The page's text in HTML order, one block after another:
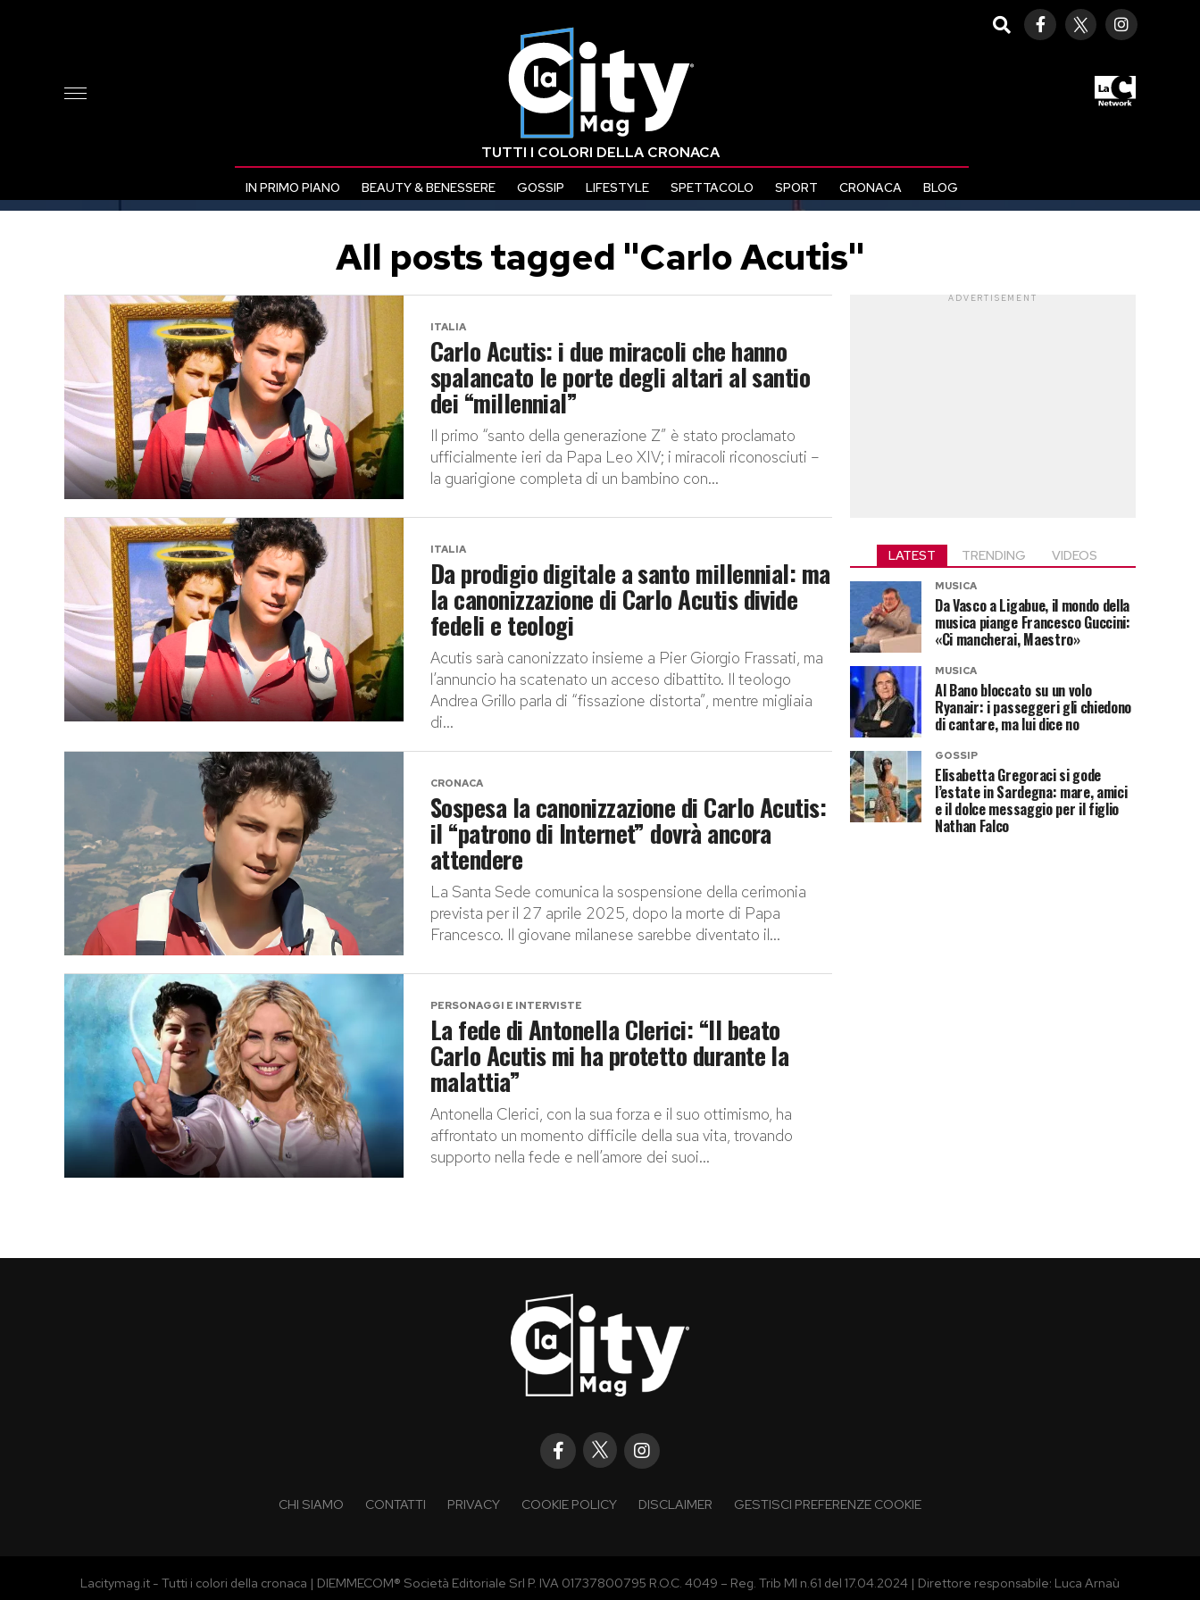
TUTTI I COLORI DELLA CRONACA
IN PRIMO PIANO BEAUTY & BENESSERE GOSSIP LIFESTYLE SPETTACOLO SPORT CRONACA BLOG
All posts tagged "Carlo Acutis"
ITALIA
Carlo Acutis: i due miracoli che hanno
spalancato le porte degli altari al santio
dei “millennial”
Il primo “santo della generazione Z” è stato proclamato
ufficialmente ieri da Papa Leo XIV; i miracoli riconosciuti –
la guarigione completa di un bambino con...
ITALIA
Da prodigio digitale a santo millennial: ma
la canonizzazione di Carlo Acutis divide
fedeli e teologi
Acutis sarà canonizzato insieme a Pier Giorgio Frassati, ma
l’annuncio ha scatenato un acceso dibattito. Il teologo
Andrea Grillo parla di “fissazione distorta”, mentre migliaia
di...
CRONACA
Sospesa la canonizzazione di Carlo Acutis:
il “patrono di Internet” dovrà ancora
attendere
La Santa Sede comunica la sospensione della cerimonia
prevista per il 27 aprile 2025, dopo la morte di Papa
Francesco. Il giovane milanese sarebbe diventato il...
PERSONAGGI E INTERVISTE
La fede di Antonella Clerici: “Il beato
Carlo Acutis mi ha protetto durante la
malattia”
Antonella Clerici, con la sua forza e il suo ottimismo, ha
affrontato un momento difficile della sua vita, trovando
supporto nella fede e nell’amore dei suoi...
ADVERTISEMENT
LATEST TRENDING VIDEOS
MUSICA
Da Vasco a Ligabue, il mondo della
musica piange Francesco Guccini:
«Ci mancherai, Maestro»
MUSICA
Al Bano bloccato su un volo
Ryanair: i passeggeri gli chiedono
di cantare, ma lui dice no
GOSSIP
Elisabetta Gregoraci si gode
l’estate in Sardegna: mare, amici
e il dolce messaggio per il figlio
Nathan Falco
CHI SIAMO CONTATTI PRIVACY COOKIE POLICY DISCLAIMER GESTISCI PREFERENZE COOKIE
Lacitymag.it - Tutti i colori della cronaca | DIEMMECOM® Società Editoriale Srl P. IVA 01737800795 R.O.C. 4049 – Reg. Trib MI n.61 del 17.04.2024 | Direttore responsabile: Luca Arnaù